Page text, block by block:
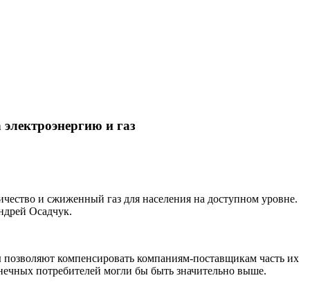
и газ
и сжиженный газ для населения на доступном уровне.
Осадчук.
позволяют компенсировать компаниям-поставщикам часть их
потребителей могли бы быть значительно выше.